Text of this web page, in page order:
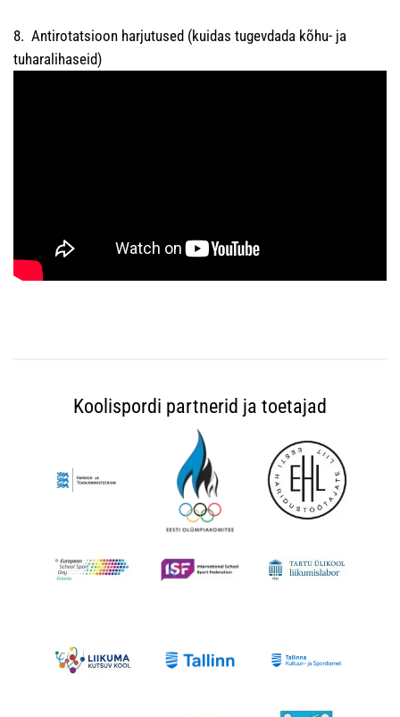
8. Antirotatsioon harjutused (kuidas tugevdada kõhu- ja
tuharalihaseid)
Koolispordi partnerid ja toetajad